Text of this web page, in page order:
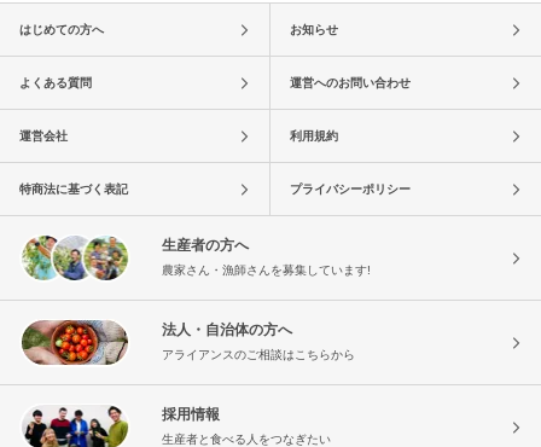
はじめての方へ お知らせ
よくある質問 運営へのお問い合わせ
運営会社 利用規約
特商法に基づく表記 プライバシーポリシー
生産者の方へ
農家さん・漁師さんを募集しています!
法人・自治体の方へ
アライアンスのご相談はこちらから
採用情報
生産者と食べる人をつなぎたい